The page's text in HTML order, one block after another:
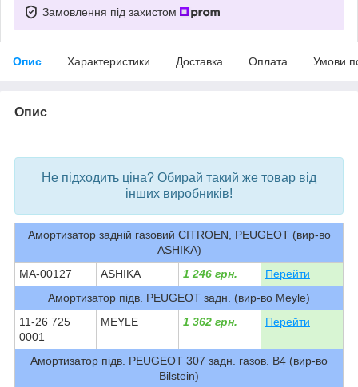
Замовлення під захистом
Опис Характеристики Доставка Оплата Умови
Опис
Не підходить ціна? Обирай такий же товар від
інших виробників!
Амортизатор задній газовий CITROEN, PEUGEOT (вир-во
ASHIKA)
MA-00127
ASHIKA 1 246 грн.
Перейти
Амортизатор підв. PEUGEOT задн. (вир-во Meyle)
11-26 725
0001
MEYLE 1 362 грн. Перейти
Амортизатор підв. PEUGEOT 307 задн. газов. B4 (вир-во
Bilstein)